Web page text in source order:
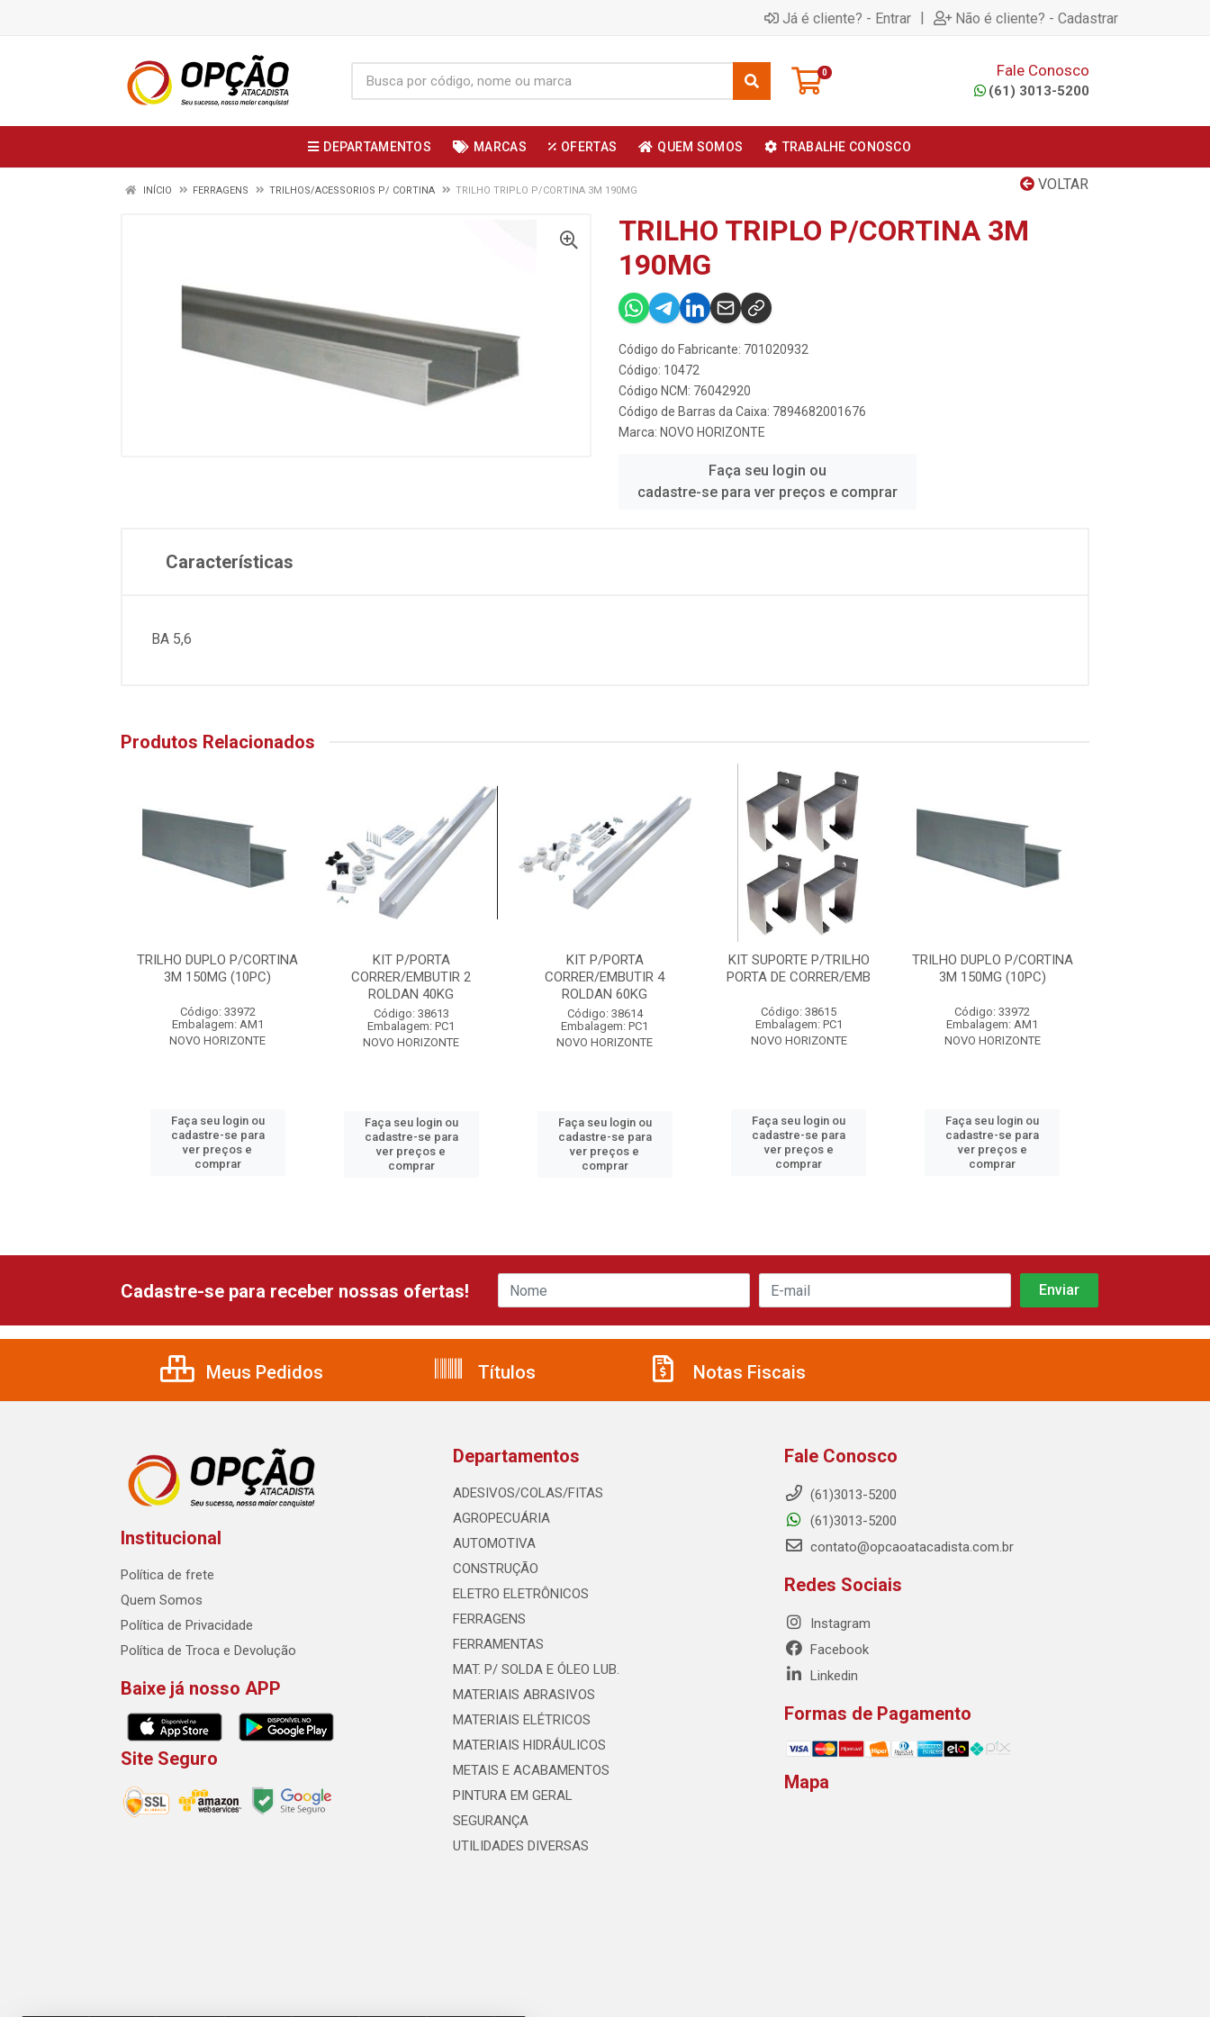
Já é cliente? - Entrar | Não é cliente? - Cadastrar
0 Fale Conosco
(61) 3013-5200
DEPARTAMENTOS MARCAS OFERTAS QUEM SOMOS TRABALHE CONOSCO
VOLTAR
INÍCIO FERRAGENS TRILHOS/ACESSORIOS P/ CORTINA TRILHO TRIPLO P/CORTINA 3M 190MG
TRILHO TRIPLO P/CORTINA 3M
190MG
Código do Fabricante: 701020932
Código: 10472
Código NCM: 76042920
Código de Barras da Caixa: 7894682001676
Marca: NOVO HORIZONTE
Faça seu login ou
cadastre-se para ver preços e comprar
Características
BA 5,6
Produtos Relacionados
TRILHO DUPLO P/CORTINA
3M 150MG (10PC)
Código: 33972
Embalagem: AM1
NOVO HORIZONTE
Faça seu login ou
cadastre-se para
ver preços e
comprar
KIT P/PORTA
CORRER/EMBUTIR 2
ROLDAN 40KG
Código: 38613
Embalagem: PC1
NOVO HORIZONTE
Faça seu login ou
cadastre-se para
ver preços e
comprar
KIT P/PORTA
CORRER/EMBUTIR 4
ROLDAN 60KG
Código: 38614
Embalagem: PC1
NOVO HORIZONTE
Faça seu login ou
cadastre-se para
ver preços e
comprar
KIT SUPORTE P/TRILHO
PORTA DE CORRER/EMB
Código: 38615
Embalagem: PC1
NOVO HORIZONTE
Faça seu login ou
cadastre-se para
ver preços e
comprar
TRILHO DUPLO P/CORTINA
3M 150MG (10PC)
Código: 33972
Embalagem: AM1
NOVO HORIZONTE
Faça seu login ou
cadastre-se para
ver preços e
comprar
Cadastre-se para receber nossas ofertas!
Meus Pedidos Títulos Notas Fiscais
Institucional
Política de frete
Quem Somos
Política de Privacidade
Política de Troca e Devolução
Baixe já nosso APP
Site Seguro
Departamentos
ADESIVOS/COLAS/FITAS
AGROPECUÁRIA
AUTOMOTIVA
CONSTRUÇÃO
ELETRO ELETRÔNICOS
FERRAGENS
FERRAMENTAS
MAT. P/ SOLDA E ÓLEO LUB.
MATERIAIS ABRASIVOS
MATERIAIS ELÉTRICOS
MATERIAIS HIDRÁULICOS
METAIS E ACABAMENTOS
PINTURA EM GERAL
SEGURANÇA
UTILIDADES DIVERSAS
Fale Conosco
(61)3013-5200
(61)3013-5200
contato@opcaoatacadista.com.br
Redes Sociais
Instagram
Facebook
Linkedin
Formas de Pagamento
Mapa